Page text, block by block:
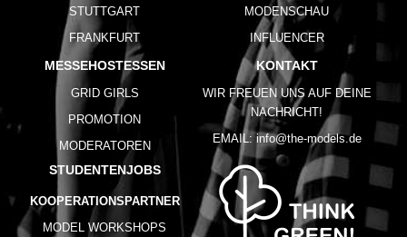
STUTTGART
FRANKFURT
MODENSCHAU
INFLUENCER
MESSEHOSTESSEN
GRID GIRLS
PROMOTION
MODERATOREN
STUDENTENJOBS
KOOPERATIONSPARTNER
MODEL WORKSHOPS
KONTAKT
WIR FREUEN UNS AUF DEINE
NACHRICHT!
EMAIL: info@the-models.de